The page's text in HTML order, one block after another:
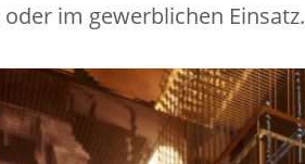
im gewerblichen Einsatz.